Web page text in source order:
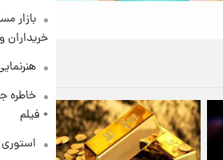
بازار
خریداران
خاطره
+ فیلم